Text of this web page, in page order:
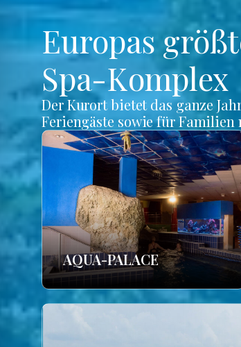
Europas
Spa-Komplex
Der Kurort bietet das ganze
Feriengäste sowie für
AQUA-PALACE